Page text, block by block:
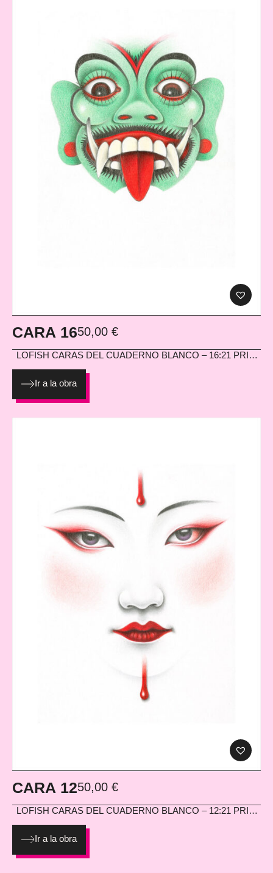
CARA 1650,00 €
LOFISH CARAS DEL CUADERNO BLANCO – 16:21 PRINT
Ir a la obra
CARA 1250,00 €
LOFISH CARAS DEL CUADERNO BLANCO – 12:21 PRINT
Ir a la obra